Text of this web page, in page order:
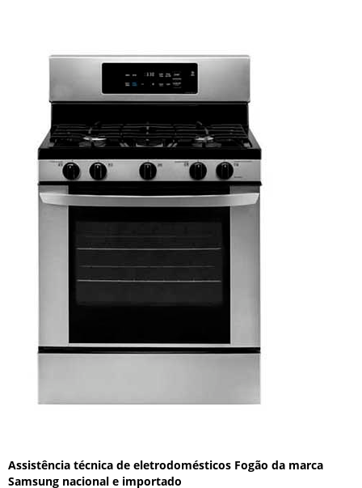
Assistência técnica de eletrodomésticos Fogão da marca
Samsung nacional e importado